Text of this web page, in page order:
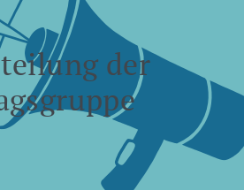
der